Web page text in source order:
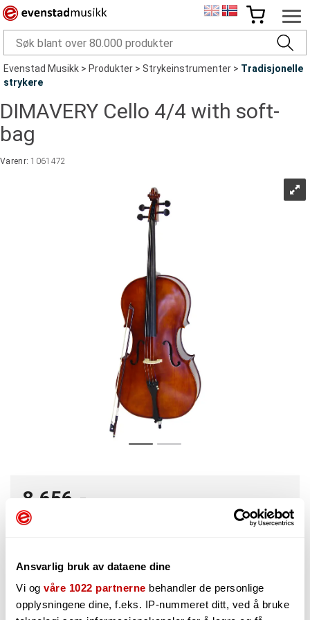
Ansvarlig bruk av dataene dine
Vi og våre 1022 partnerne behandler de personlige
opplysningene dine, f.eks. IP-nummeret ditt, ved å bruke
Evenstad Musikk>Produkter>Strykeinstrumenter>Tradisjonelle
strykere
DIMAVERY Cello 4/4 with soft-
bag
Varenr:1061472
8 656,-
- +